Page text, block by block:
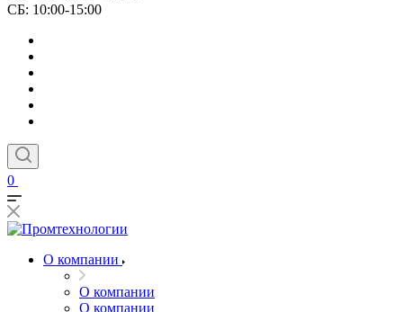
СБ: 10:00-15:00
0
О компании
О компании
О компании